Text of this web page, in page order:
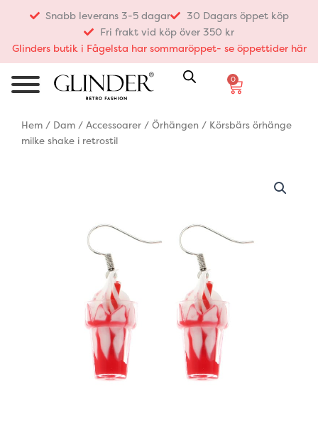
innehåll
Snabb leverans 3-5 dagar
30 Dagars öppet köp
Fri frakt vid köp över 350 kr
Glinders butik i Fågelsta har sommaröppet- se öppettider här
0
Varukorg
Hem / Dam / Accessoarer / Örhängen / Körsbärs örhänge
milke shake i retrostil